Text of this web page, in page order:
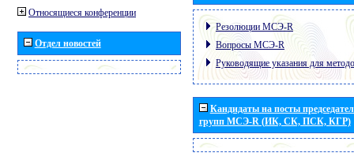
Относящиеся конференции
Отдел новостей
Резолюции МСЭ-R
Вопросы МСЭ-R
Руководящие указания для
Кандидаты на посты
групп МСЭ-R (ИК, СК, ПСК, КГР)